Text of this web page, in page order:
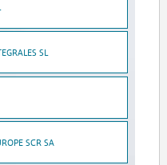
SL
SCR SA